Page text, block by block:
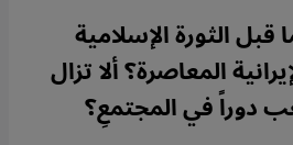
الثورة الإسلامية
المعاصرة؟ ألا تزال
دوراً في المجتمعِ؟